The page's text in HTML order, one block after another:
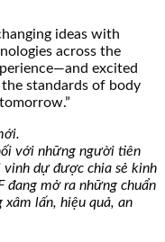
ideas with
across the
excited
standards of body
với những người tiên
vinh dự được chia sẻ kinh
đang mở ra những chuẩn
lấn, hiệu quả, an